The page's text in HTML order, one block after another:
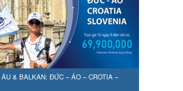
ÂU & BALKAN: ĐỨC – ÁO – CROTIA –